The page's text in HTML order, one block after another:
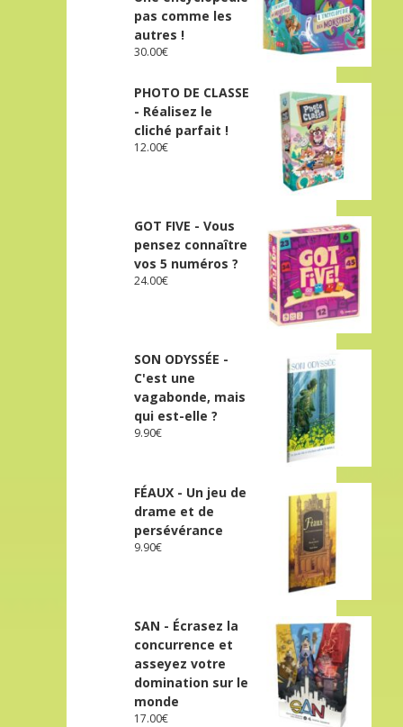
pas comme les
autres !
30.00€
PHOTO DE CLASSE
- Réalisez le
cliché parfait !
12.00€
GOT FIVE - Vous
pensez connaître
vos 5 numéros ?
24.00€
SON ODYSSÉE -
C'est une
vagabonde, mais
qui est-elle ?
9.90€
FÉAUX - Un jeu de
drame et de
persévérance
9.90€
SAN - Écrasez la
concurrence et
asseyez votre
domination sur le
monde
17.00€